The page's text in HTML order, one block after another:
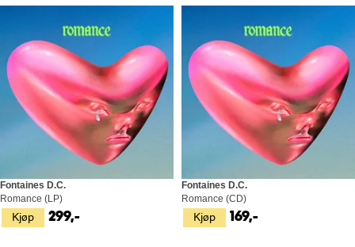
Kjøp
Fontaines D.C.
Romance (LP)
299,- Kjøp
Fontaines D.C.
Romance (CD)
169,-